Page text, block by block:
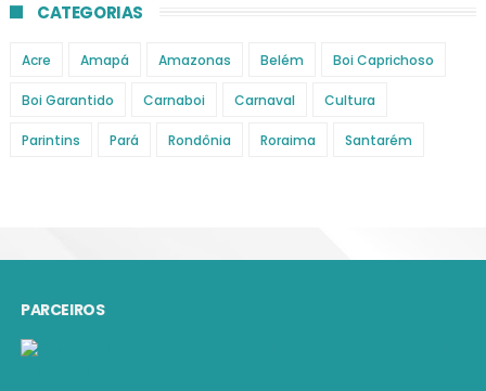
CATEGORIAS
Acre Amapá Amazonas Belém Boi Caprichoso
Boi Garantido Carnaboi Carnaval Cultura
Parintins Pará Rondônia Roraima Santarém
PARCEIROS